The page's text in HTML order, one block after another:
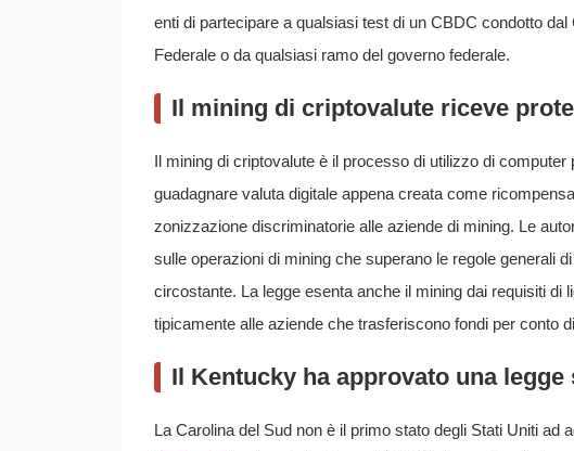
enti di partecipare a qualsiasi test di un CBDC condotto
Federale o da qualsiasi ramo del governo federale.
Il mining di criptovalute riceve
Il mining di criptovalute è il processo di utilizzo di
guadagnare valuta digitale appena creata come
zonizzazione discriminatorie alle aziende di mining. Le
sulle operazioni di mining che superano le regole generali
circostante. La legge esenta anche il mining dai requisiti
tipicamente alle aziende che trasferiscono fondi per conto
Il Kentucky ha approvato una legge
La Carolina del Sud non è il primo stato degli Stati Uniti ad